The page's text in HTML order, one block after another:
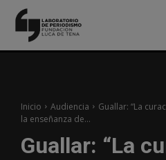
Inicio Audiencia
Guallar: “La
la enseñanza de...
Guallar: “La